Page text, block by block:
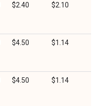
$2.40 $2.10
$4.50 $1.14
$4.50 $1.14